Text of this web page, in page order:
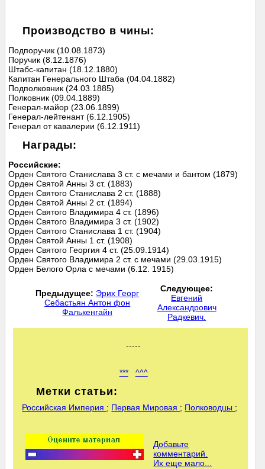
Производство в чины:
Подпоручик (10.08.1873)
Поручик (8.12.1876)
Штабс-капитан (18.12.1880)
Капитан Генерального Штаба (04.04.1882)
Подполковник (24.03.1885)
Полковник (09.04.1889)
Генерал-майор (23.06.1899)
Генерал-лейтенант (6.12.1905)
Генерал от кавалерии (6.12.1911)
Награды:
Российские:
Орден Святого Станислава 3 ст. с мечами и бантом (1879)
Орден Святой Анны 3 ст. (1883)
Орден Святого Станислава 2 ст. (1888)
Орден Святой Анны 2 ст. (1894)
Орден Святого Владимира 4 ст. (1896)
Орден Святого Владимира 3 ст. (1902)
Орден Святого Станислава 1 ст. (1904)
Орден Святой Анны 1 ст. (1908)
Орден Святого Георгия 4 ст. (25.09.1914)
Орден Святого Владимира 2 ст. с мечами (29.03.1915)
Орден Белого Орла с мечами (6.12. 1915)
Предыдущее: Эрих Георг
Себастьян Антон фон
Фалькенгайн
Следующее:
Евгений
Александрович
Радкевич.
-----
*** ^^^
Метки статьи:
Российская Империя ; Первая Мировая ; Полководцы ;
Добавьте
комментарий.
Их еще мало...